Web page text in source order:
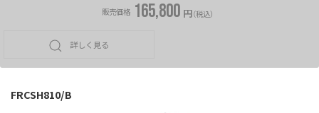
販売価格 165,800 円（税込）
詳しく見る
FRCSH810/B